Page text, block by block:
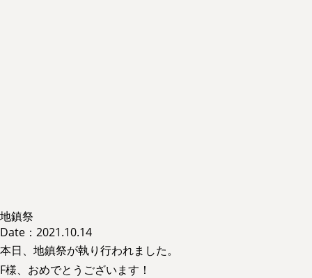
地鎮祭
Date：2021.10.14
本日、地鎮祭が執り行われました。
F様、おめでとうございます！